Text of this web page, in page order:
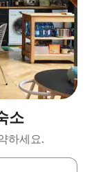
소
하세요.